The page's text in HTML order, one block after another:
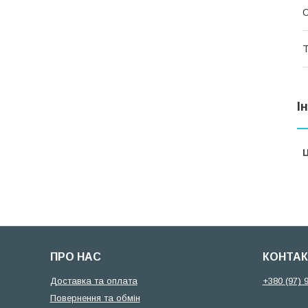
ПРО НАС
Доставка та оплата
Повернення та обмін
+380 (97)